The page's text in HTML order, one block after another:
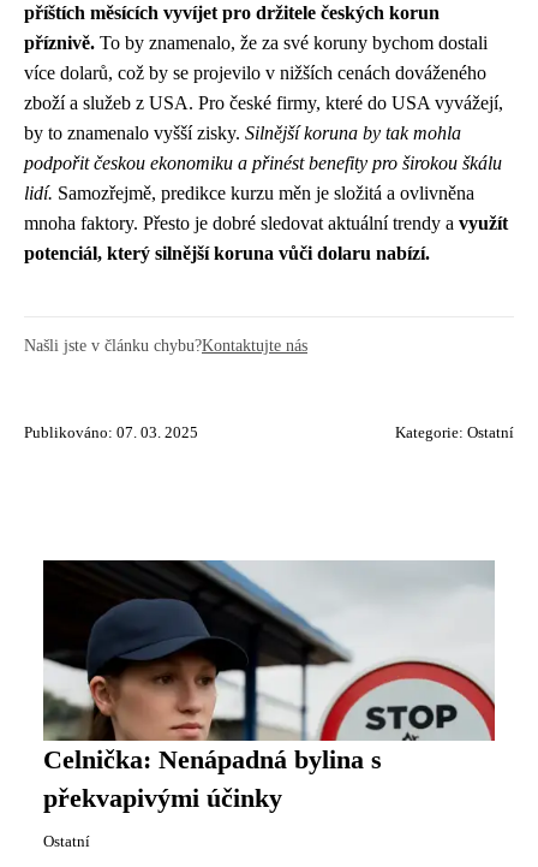
příštích měsících vyvíjet pro držitele českých korun
příznivě. To by znamenalo, že za své koruny bychom dostali
více dolarů, což by se projevilo v nižších cenách dováženého
zboží a služeb z USA. Pro české firmy, které do USA vyvážejí,
by to znamenalo vyšší zisky. Silnější koruna by tak mohla
podpořit českou ekonomiku a přinést benefity pro širokou škálu
lidí. Samozřejmě, predikce kurzu měn je složitá a ovlivněna
mnoha faktory. Přesto je dobré sledovat aktuální trendy a využít
potenciál, který silnější koruna vůči dolaru nabízí.
Našli jste v článku chybu?Kontaktujte nás
Publikováno: 07. 03. 2025 Kategorie: Ostatní
Celnička: Nenápadná bylina s
překvapivými účinky
Ostatní